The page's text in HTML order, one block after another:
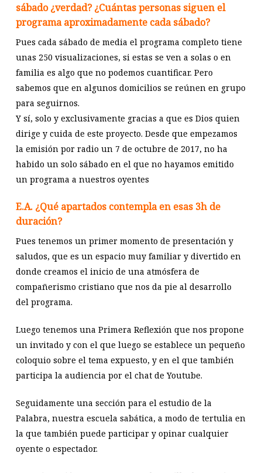
sábado ¿verdad? ¿Cuántas personas siguen el
programa aproximadamente cada sábado?
Pues cada sábado de media el programa completo tiene
unas 250 visualizaciones, si estas se ven a solas o en
familia es algo que no podemos cuantificar. Pero
sabemos que en algunos domicilios se reúnen en grupo
para seguirnos.
Y sí, solo y exclusivamente gracias a que es Dios quien
dirige y cuida de este proyecto. Desde que empezamos
la emisión por radio un 7 de octubre de 2017, no ha
habido un solo sábado en el que no hayamos emitido
un programa a nuestros oyentes
E.A. ¿Qué apartados contempla en esas 3h de
duración?
Pues tenemos un primer momento de presentación y
saludos, que es un espacio muy familiar y divertido en
donde creamos el inicio de una atmósfera de
compañerismo cristiano que nos da pie al desarrollo
del programa.
Luego tenemos una Primera Reflexión que nos propone
un invitado y con el que luego se establece un pequeño
coloquio sobre el tema expuesto, y en el que también
participa la audiencia por el chat de Youtube.
Seguidamente una sección para el estudio de la
Palabra, nuestra escuela sabática, a modo de tertulia en
la que también puede participar y opinar cualquier
oyente o espectador.